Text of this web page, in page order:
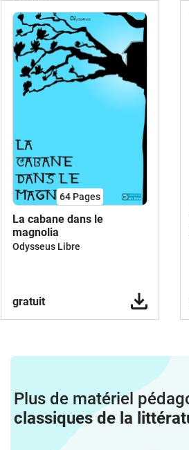
64 Pages
La cabane dans le
magnolia
Odysseus Libre
gratuit
Plus de matériel
classiques de la